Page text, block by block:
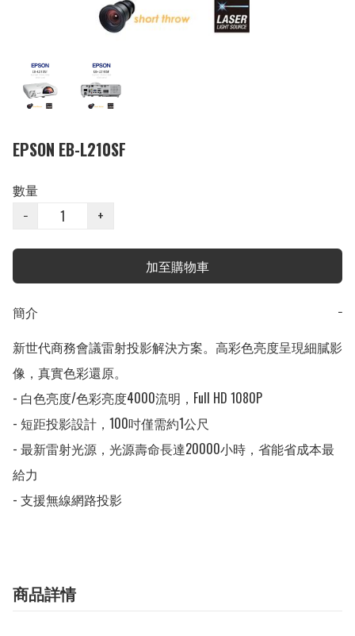
EPSON EB-L210SF
數量
−
+
加至購物車
簡介
−
新世代商務會議雷射投影解決方案。高彩色亮度呈現細膩影
像，真實色彩還原。
- 白色亮度/色彩亮度4000流明，Full HD 1080P
- 短距投影設計，100吋僅需約1公尺
- 最新雷射光源，光源壽命長達20000小時，省能省成本最
給力
- 支援無線網路投影
商品詳情